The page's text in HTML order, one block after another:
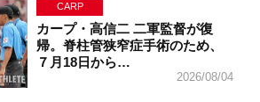
CARP
カープ・高信二 二軍監督が復
帰。脊柱管狭窄症手術のため、
７月18日から…
2026/08/04